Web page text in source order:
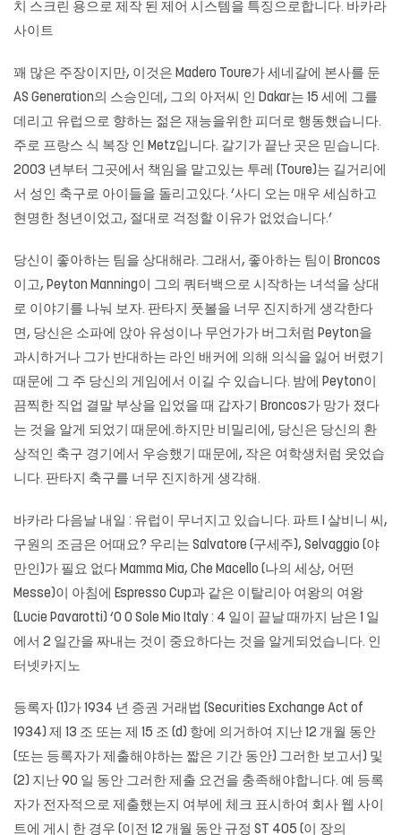
치 스크린 용으로 제작 된 제어 시스템을 특징으로합니다. 바카라
사이트
꽤 많은 주장이지만, 이것은 Madero Toure가 세네갈에 본사를 둔
AS Generation의 스승인데, 그의 아저씨 인 Dakar는 15 세에 그를
데리고 유럽으로 향하는 젊은 재능을위한 피더로 행동했습니다.
주로 프랑스 식 복장 인 Metz입니다. 갈기가 끝난 곳은 믿습니다.
2003 년부터 그곳에서 책임을 맡고있는 투레 (Toure)는 길거리에
서 성인 축구로 아이들을 돌리고있다. ‘사디 오는 매우 세심하고
현명한 청년이었고, 절대로 걱정할 이유가 없었습니다.’
당신이 좋아하는 팀을 상대해라. 그래서, 좋아하는 팀이 Broncos
이고, Peyton Manning이 그의 쿼터백으로 시작하는 녀석을 상대
로 이야기를 나눠 보자. 판타지 풋볼을 너무 진지하게 생각한다
면, 당신은 소파에 앉아 유성이나 무언가가 버그처럼 Peyton을
과시하거나 그가 반대하는 라인 배커에 의해 의식을 잃어 버렸기
때문에 그 주 당신의 게임에서 이길 수 있습니다. 밤에 Peyton이
끔찍한 직업 결말 부상을 입었을 때 갑자기 Broncos가 망가 졌다
는 것을 알게 되었기 때문에.하지만 비밀리에, 당신은 당신의 환
상적인 축구 경기에서 우승했기 때문에, 작은 여학생처럼 웃었습
니다. 판타지 축구를 너무 진지하게 생각해.
바카라 다음날 내일 : 유럽이 무너지고 있습니다. 파트 I 살비니 씨,
구원의 조금은 어때요? 우리는 Salvatore (구세주), Selvaggio (야
만인)가 필요 없다 Mamma Mia, Che Macello (나의 세상, 어떤
Messe)이 아침에 Espresso Cup과 같은 이탈리아 여왕의 여왕
(Lucie Pavarotti) ‘O O Sole Mio Italy : 4 일이 끝날 때까지 남은 1 일
에서 2 일간을 짜내는 것이 중요하다는 것을 알게되었습니다. 인
터넷카지노
등록자 (1)가 1934 년 증권 거래법 (Securities Exchange Act of
1934) 제 13 조 또는 제 15 조 (d) 항에 의거하여 지난 12 개월 동안
(또는 등록자가 제출해야하는 짧은 기간 동안) 그러한 보고서) 및
(2) 지난 90 일 동안 그러한 제출 요건을 충족해야합니다. 예 등록
자가 전자적으로 제출했는지 여부에 체크 표시하여 회사 웹 사이
트에 게시 한 경우 (이전 12 개월 동안 규정 ST 405 (이 장의